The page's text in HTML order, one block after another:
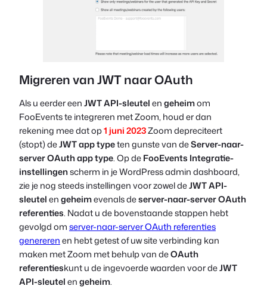
Migreren van JWT naar OAuth
Als u eerder eenJWT API-sleutelengeheimom
FooEvents te integreren met Zoom, houd er dan
rekening mee dat op1 juni 2023Zoom depreciteert
(stopt) deJWT app typeten gunste van deServer-naar-
server OAuth app type. Op deFooEvents Integratie-
instellingenscherm in je WordPress admin dashboard,
zie je nog steeds instellingen voor zowel deJWT API-
sleutelengeheimevenals deserver-naar-server OAuth
referenties. Nadat u de bovenstaande stappen hebt
gevolgd omserver-naar-server OAuth referenties
genererenen hebt getest of uw site verbinding kan
maken met Zoom met behulp van deOAuth
referentieskunt u de ingevoerde waarden voor deJWT
API-sleutelengeheim.